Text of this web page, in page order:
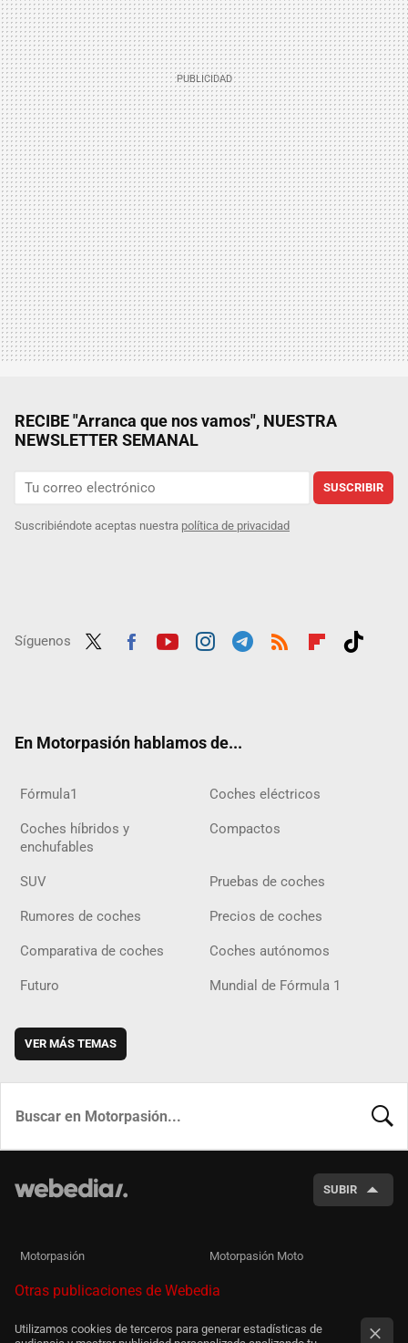
RECIBE "Arranca que nos vamos", NUESTRA
NEWSLETTER SEMANAL
SUSCRIBIR
Suscribiéndote aceptas nuestra política de privacidad
Síguenos
En Motorpasión hablamos de...
Fórmula1 Coches eléctricos
Coches híbridos y
enchufables
Compactos
SUV Pruebas de coches
Rumores de coches Precios de coches
Comparativa de coches Coches autónomos
Futuro Mundial de Fórmula 1
VER MÁS TEMAS
SUBIR
Motorpasión Motorpasión Moto
Otras publicaciones de Webedia
Utilizamos cookies de terceros para generar estadísticas de